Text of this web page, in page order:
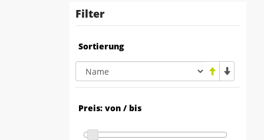
Filter
Sortierung
Preis: von / bis